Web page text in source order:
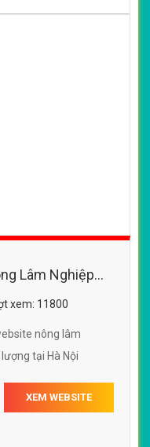
Lâm Nghiệp
quả
xem: 11800
nông lâm
tại Hà Nội
XEM WEBSITE